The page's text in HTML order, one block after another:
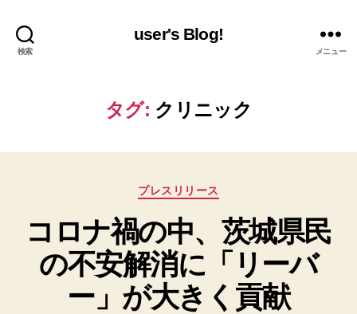
検索
user's Blog!
メニュー
タグ: クリニック
カ
ゴ
リ
ー
プレスリリース
コロナ禍の中、茨城県⺠
の不安解消に「リーバ
ー」が⼤きく貢献